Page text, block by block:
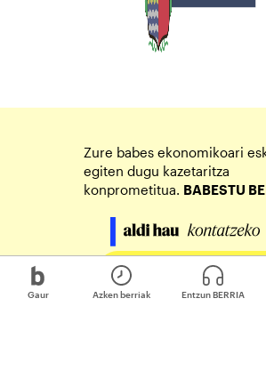
Gaur Azken berriak Entzun BERRIA
Zure babes ekonomikoari
egiten dugu kazetaritza
konprometitua. BABESTU
Egin zure ekarpena